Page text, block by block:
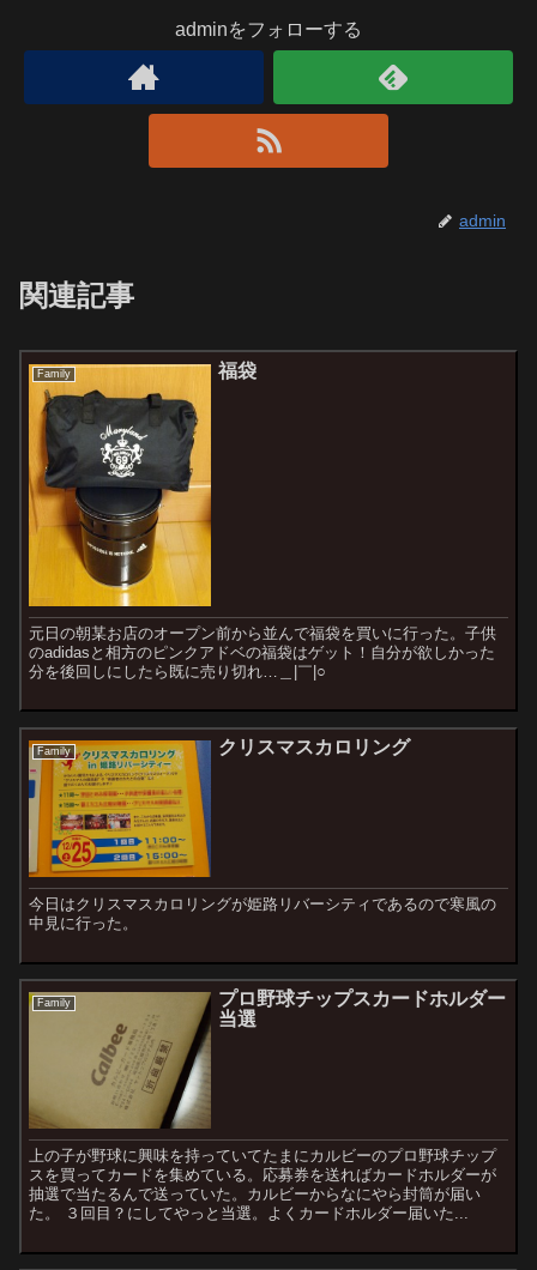
adminをフォローする
admin
関連記事
Family 福袋
元日の朝某お店のオープン前から並んで福袋を買いに行った。子供
のadidasと相方のピンクアドベの福袋はゲット！自分が欲しかった
分を後回しにしたら既に売り切れ…＿|￣|○
Family クリスマスカロリング
今日はクリスマスカロリングが姫路リバーシティであるので寒風の
中見に行った。
Family
プロ野球チップスカードホルダー
当選
上の子が野球に興味を持っていてたまにカルビーのプロ野球チップ
スを買ってカードを集めている。応募券を送ればカードホルダーが
抽選で当たるんで送っていた。カルビーからなにやら封筒が届い
た。 ３回目？にしてやっと当選。よくカードホルダー届いた...